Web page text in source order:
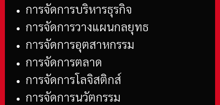
การจัดการบริหารธุรกิจ
การจัดการวางแผนกลยุทธ
การจัดการอุตสาหกรรม
การจัดการตลาด
การจัดการโลจิสติกส์
การจัดการนวัตกรรม